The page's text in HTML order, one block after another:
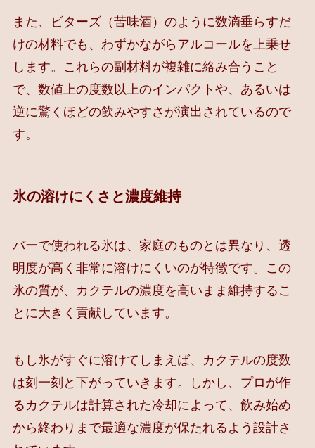
また、ビターズ（苦味酒）のように数滴垂らすだ
けの材料でも、わずかながらアルコールを上乗せ
します。これらの副材料が複雑に絡み合うこと
で、数値上の度数以上のインパクトや、あるいは
逆に驚くほどの飲みやすさが演出されているので
す。
氷の溶けにくさと濃度維持
バーで使われる氷は、家庭のものとは異なり、透
明度が高く非常に溶けにくいのが特徴です。この
氷の質が、カクテルの濃度を高いまま維持するこ
とに大きく貢献しています。
もし氷がすぐに溶けてしまえば、カクテルの度数
は刻一刻と下がっていきます。しかし、プロが作
るカクテルは計算された冷却によって、飲み始め
から終わりまで最適な濃度が保たれるよう設計さ